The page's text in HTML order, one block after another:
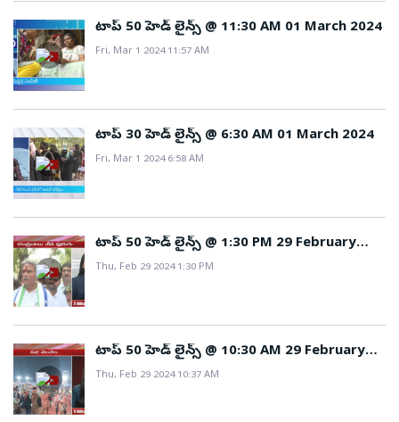
టాప్ 50 హెడ్ లైన్స్ @ 11:30 AM 01 March 2024
Fri, Mar 1 2024 11:57 AM
టాప్ 30 హెడ్ లైన్స్ @ 6:30 AM 01 March 2024
Fri, Mar 1 2024 6:58 AM
టాప్ 50 హెడ్ లైన్స్ @ 1:30 PM 29 February
2024
Thu, Feb 29 2024 1:30 PM
టాప్ 50 హెడ్ లైన్స్ @ 10:30 AM 29 February
2024
Thu, Feb 29 2024 10:37 AM